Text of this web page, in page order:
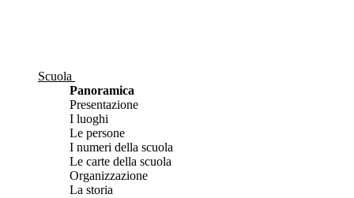
Scuola
Panoramica
Presentazione
I luoghi
Le persone
I numeri della scuola
Le carte della scuola
Organizzazione
La storia